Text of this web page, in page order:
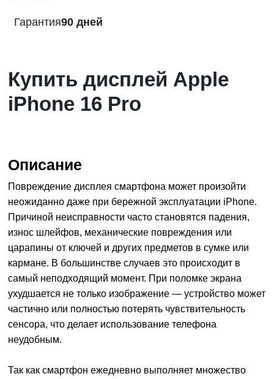
Гарантия90 дней
Купить дисплей Apple
iPhone 16 Pro
Описание
Повреждение дисплея смартфона может произойти
неожиданно даже при бережной эксплуатации iPhone.
Причиной неисправности часто становятся падения,
износ шлейфов, механические повреждения или
царапины от ключей и других предметов в сумке или
кармане. В большинстве случаев это происходит в
самый неподходящий момент. При поломке экрана
ухудшается не только изображение — устройство может
частично или полностью потерять чувствительность
сенсора, что делает использование телефона
неудобным.
Так как смартфон ежедневно выполняет множество